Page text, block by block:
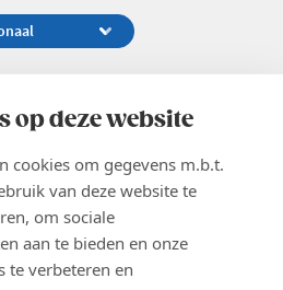
op deze website
cookies om gegevens m.b.t.
van deze website te
om sociale
aan te bieden en onze
te verbeteren en
EN